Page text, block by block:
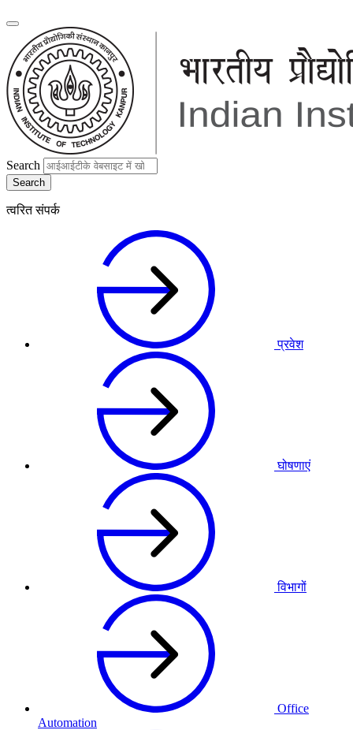
Search
त्वरित संपर्क
प्रवेश
घोषणाएं
विभागों
Office
Automation